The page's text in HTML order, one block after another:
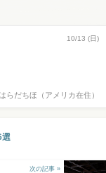
10/13 (日)
らだちほ（アメリカ在住）
選
次の記事 »